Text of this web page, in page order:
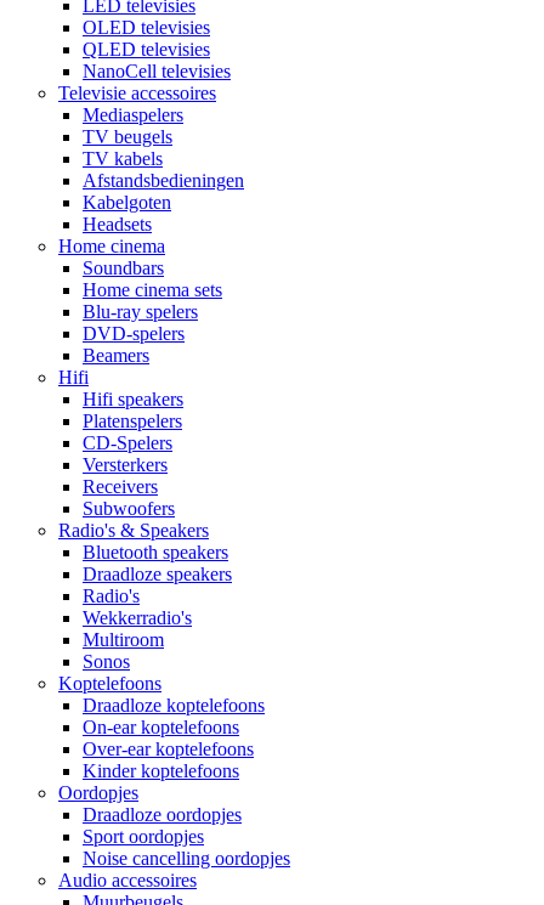
LED televisies
OLED televisies
QLED televisies
NanoCell televisies
Televisie accessoires
Mediaspelers
TV beugels
TV kabels
Afstandsbedieningen
Kabelgoten
Headsets
Home cinema
Soundbars
Home cinema sets
Blu-ray spelers
DVD-spelers
Beamers
Hifi
Hifi speakers
Platenspelers
CD-Spelers
Versterkers
Receivers
Subwoofers
Radio's & Speakers
Bluetooth speakers
Draadloze speakers
Radio's
Wekkerradio's
Multiroom
Sonos
Koptelefoons
Draadloze koptelefoons
On-ear koptelefoons
Over-ear koptelefoons
Kinder koptelefoons
Oordopjes
Draadloze oordopjes
Sport oordopjes
Noise cancelling oordopjes
Audio accessoires